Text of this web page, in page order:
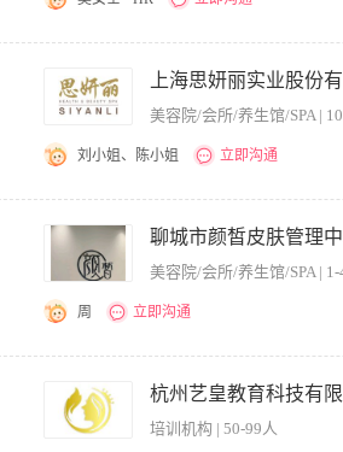
定改善服务的方法，以身任则，执行服务承诺。
店员之间的关系，维护良好的纪律。 6. 督导日
。 8. 定期培训员工，以提高服务素质。 岗位要
干； 3. 具有一定的职业技能，熟悉美容业的经营
刘小姐、陈小姐 立即沟通
适应时间调整；能够承受较大的工作强度和工作
或高端护肤品专柜区域主管经验优先,有医学美容
果，帮客人确定保养方案。 2、产品及护理项目
常工作及行为，保障店面各环节的正常营运和高
8、投诉及紧急情况的处理。 薪资福利：基本工
险（5险1金）； 4、为公司员工提供商业意外险；
班制，每班工作7小时 2.周休一天
聊城市颜皙皮肤管理
美容院/会所/养生馆/SPA | 1-
周 立即沟通
同制定改善服务的方法，以身作则，执行服务承
店员之间的关系，维护良好的纪律。 6、督导日
。 8、定期培训员工，以提高服务素质。 职位要求
杭州艺皇教育科技有
培训机构 | 50-99人